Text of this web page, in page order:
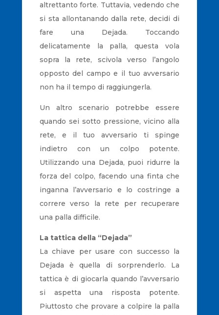
altrettanto forte. Tuttavia, vedendo che
si sta allontanando dalla rete, decidi di
fare una Dejada. Toccando
delicatamente la palla, questa vola
sopra la rete, scivola verso l’angolo
opposto del campo e il tuo avversario
non ha il tempo di raggiungerla.
Un altro scenario potrebbe essere
quando sei sotto pressione, vicino alla
rete, e il tuo avversario ti spinge
indietro con un colpo potente.
Utilizzando una Dejada, puoi ridurre la
forza del colpo, facendo una finta che
inganna l’avversario e lo costringe a
correre verso la rete per recuperare
una palla difficile.
La tattica della “Dejada”
La chiave per usare con successo la
Dejada è quella di sorprenderlo. La
tattica è di giocarla quando l’avversario
si aspetta una risposta potente.
Piuttosto che provare a colpire la palla